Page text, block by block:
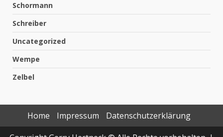
Schormann
Schreiber
Uncategorized
Wempe
Zelbel
Home Impressum
Datenschutzerklärung